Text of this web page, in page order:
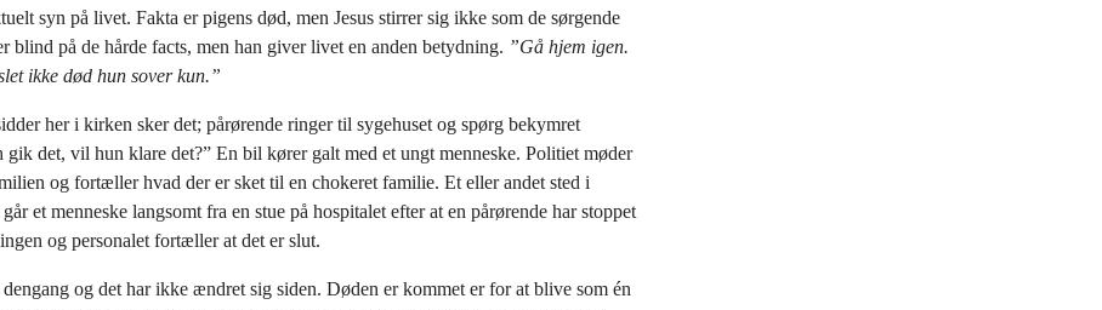
syn på livet. Fakta er pigens død, men Jesus stirrer sig ikke som de sørgende
blind på de hårde facts, men han giver livet en anden betydning. ”Gå hjem igen.
ikke død hun sover kun.”
her i kirken sker det; pårørende ringer til sygehuset og spørg bekymret
gik det, vil hun klare det?” En bil kører galt med et ungt menneske. Politiet møder
og fortæller hvad der er sket til en chokeret familie. Et eller andet sted i
et menneske langsomt fra en stue på hospitalet efter at en pårørende har stoppet
og personalet fortæller at det er slut.
dengang og det har ikke ændret sig siden. Døden er kommet er for at blive som én